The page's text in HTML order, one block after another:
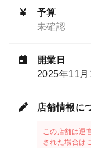
予算
未確認
開業日
2025年11月
店舗情報に
この店舗は運
された場合は